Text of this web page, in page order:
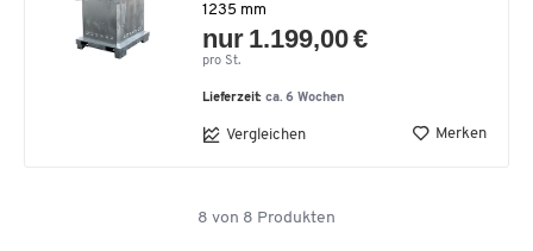
1235 mm
nur 1.199,00 €
pro St.
Lieferzeit:ca. 6 Wochen
Vergleichen Merken
8 von 8 Produkten